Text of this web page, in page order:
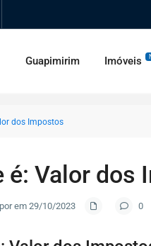
Guapimirim Imóveis
dos Impostos
é: Valor dos
em 29/10/2023 0